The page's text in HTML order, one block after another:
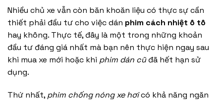
Nhiều chủ xe vẫn còn băn khoăn liệu có thực sự cần
thiết phải đầu tư cho việc dán phim cách nhiệt ô tô
hay không. Thực tế, đây là một trong những khoản
đầu tư đáng giá nhất mà bạn nên thực hiện ngay sau
khi mua xe mới hoặc khi phim dán cũđã hết hạn sử
dụng.
Thứ nhất, phim chống nóng xe hơicó khả năng ngăn